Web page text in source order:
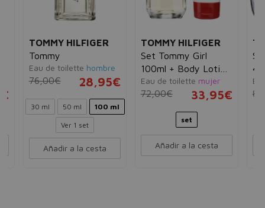
TOMMY HILFIGER
Tommy
Eau de toilette hombre
76,00€ 28,95€
30 ml 50 ml 100 ml
Ver 1 set
Añadir a la cesta
TOMMY HILFIGER
Set Tommy Girl
100ml + Body Lotion
100ml
Eau de toilette mujer
72,00€ 33,95€
set
Añadir a la cesta